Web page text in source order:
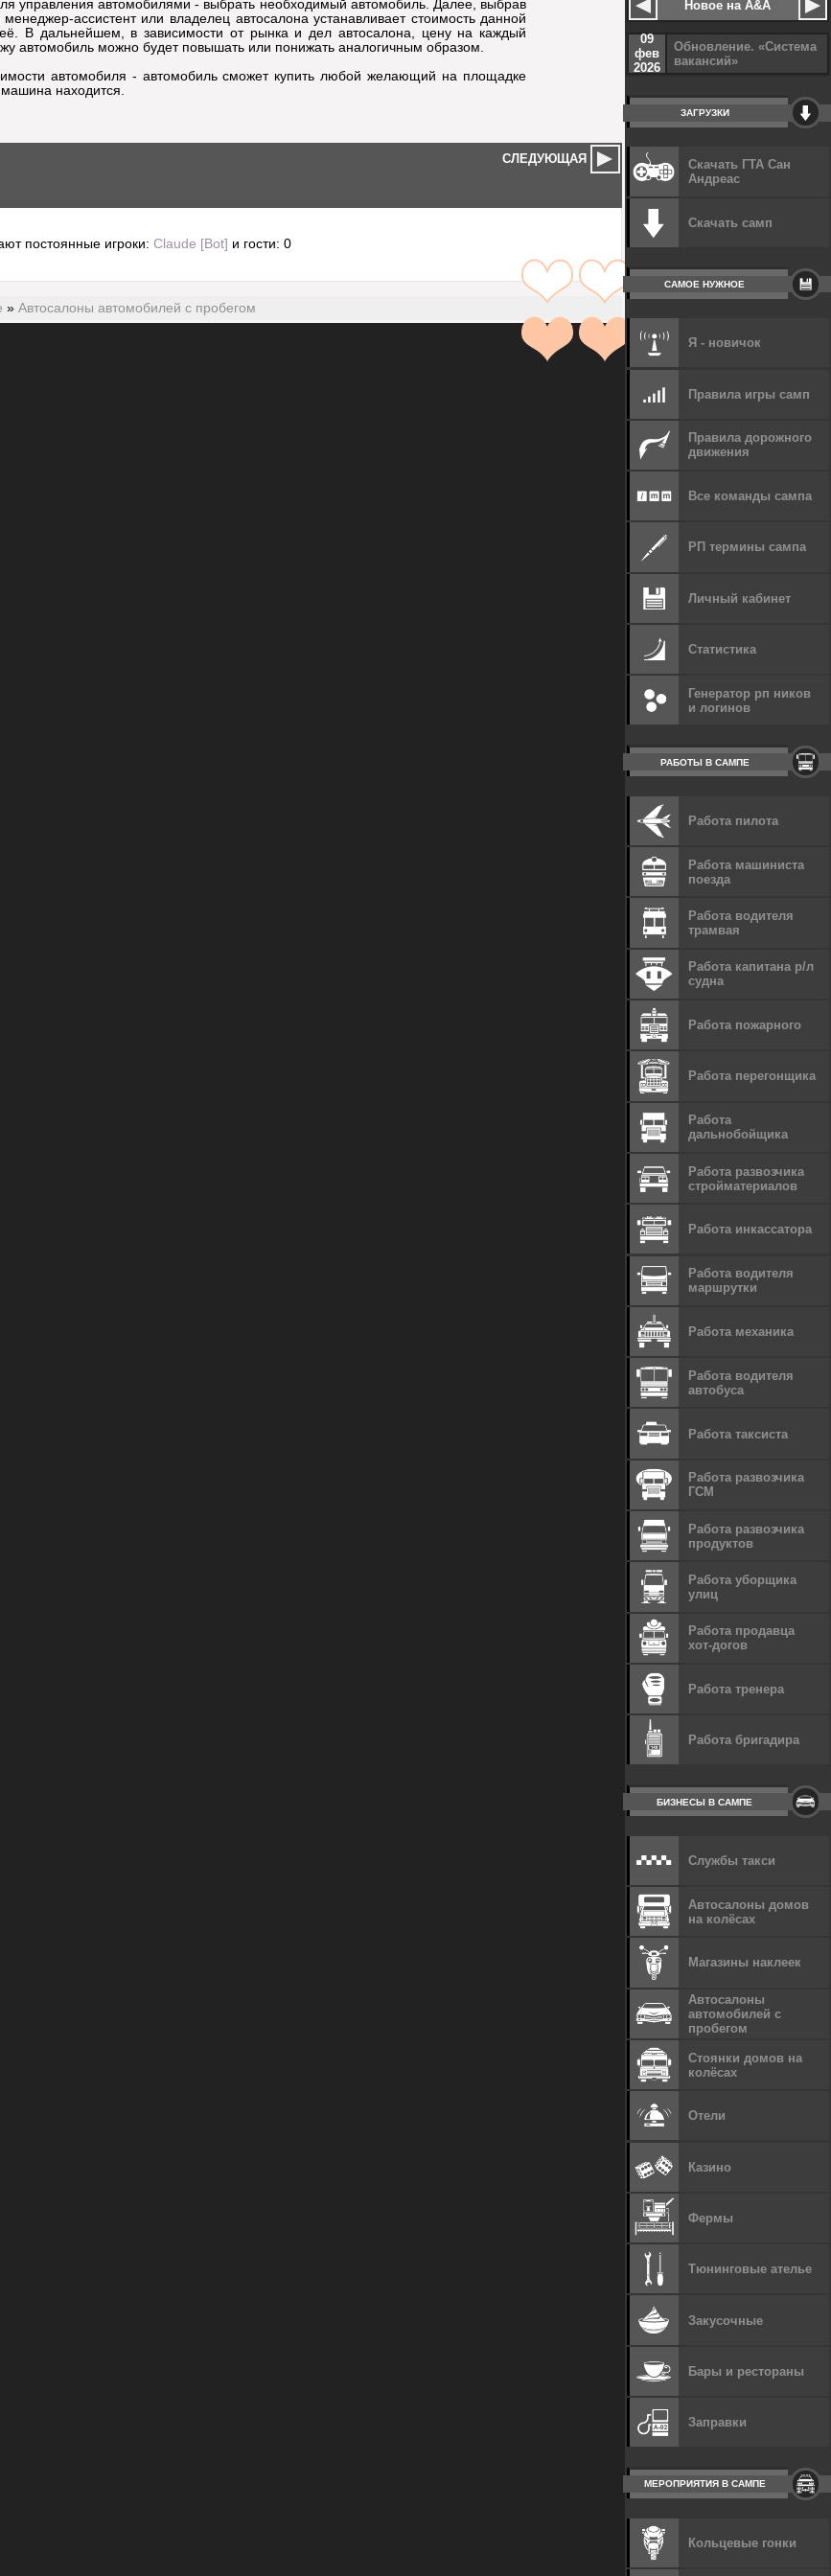
управления автомобилями - выбрать необходимый автомобиль. Далее, выбрав
менеджер-ассистент или владелец автосалона устанавливает стоимость данной
В дальнейшем, в зависимости от рынка и дел автосалона, цену на каждый
автомобиль можно будет повышать или понижать аналогичным образом.
автомобиля - автомобиль сможет купить любой желающий на площадке
находится.
СЛЕДУЮЩАЯ
постоянные игроки:Claude [Bot] и гости: 0
»Автосалоны автомобилей с пробегом
Новое на A&A
09
фев
2026
Обновление. «Система
вакансий»
ЗАГРУЗКИ
Скачать ГТА Сан
Андреас
Скачать самп
САМОЕ НУЖНОЕ
Я - новичок
Правила игры самп
Правила дорожного
движения
Все команды сампа
РП термины сампа
Личный кабинет
Статистика
Генератор рп ников
и логинов
РАБОТЫ В САМПЕ
Работа пилота
Работа машиниста
поезда
Работа водителя
трамвая
Работа капитана р/л
судна
Работа пожарного
Работа перегонщика
Работа
дальнобойщика
Работа развозчика
стройматериалов
Работа инкассатора
Работа водителя
маршрутки
Работа механика
Работа водителя
автобуса
Работа таксиста
Работа развозчика
ГСМ
Работа развозчика
продуктов
Работа уборщика
улиц
Работа продавца
хот-догов
Работа тренера
Работа бригадира
БИЗНЕСЫ В САМПЕ
Службы такси
Автосалоны домов
на колёсах
Магазины наклеек
Автосалоны
автомобилей с
пробегом
Стоянки домов на
колёсах
Отели
Казино
Фермы
Тюнинговые ателье
Закусочные
Бары и рестораны
Заправки
МЕРОПРИЯТИЯ В САМПЕ
Кольцевые гонки